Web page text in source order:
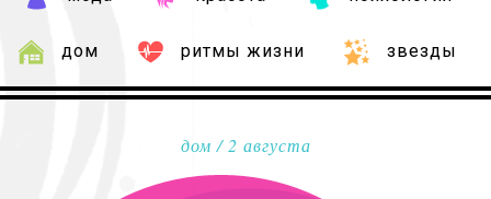
дом ритмы жизни звезды
дом / 2 августа